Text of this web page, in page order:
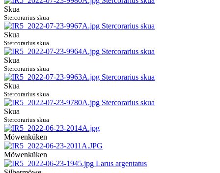
Skua
Stercorarius skua
Skua
Stercorarius skua
Skua
Stercorarius skua
Skua
Stercorarius skua
Skua
Stercorarius skua
Möwenküken
Möwenküken